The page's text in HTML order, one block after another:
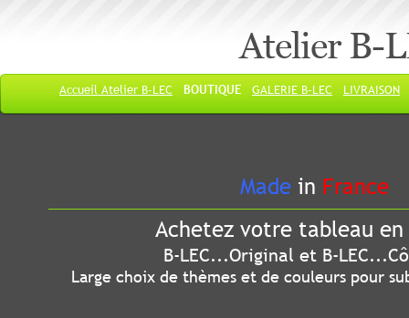
Atelier B-
Accueil Atelier B-LEC BOUTIQUE GALERIE B-LEC LIVRAISON
Made in France
Achetez votre tableau
B-LEC...Original et B-
Large choix de thèmes et de couleurs pour